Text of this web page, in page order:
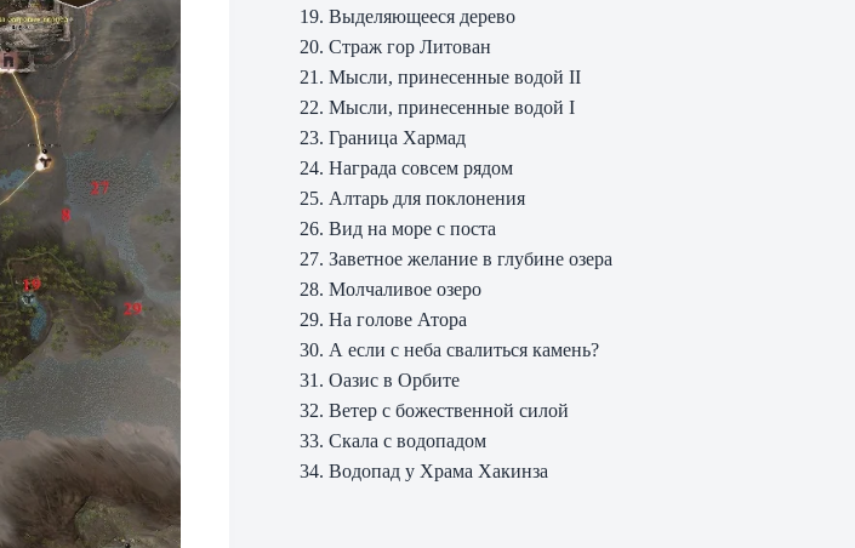
19. Выделяющееся дерево
20. Страж гор Литован
21. Мысли, принесенные водой II
22. Мысли, принесенные водой I
23. Граница Хармад
24. Награда совсем рядом
25. Алтарь для поклонения
26. Вид на море с поста
27. Заветное желание в глубине озера
28. Молчаливое озеро
29. На голове Атора
30. А если с неба свалиться камень?
31. Оазис в Орбите
32. Ветер с божественной силой
33. Скала с водопадом
34. Водопад у Храма Хакинза